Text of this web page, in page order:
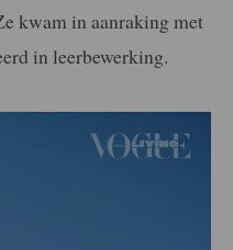
kwam in aanraking met
in leerbewerking.